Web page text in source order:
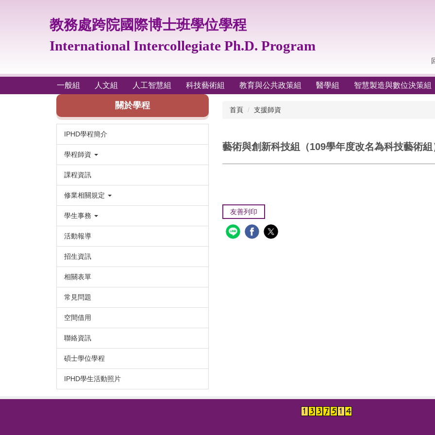
教務處跨院國際博士班學位學程
International Intercollegiate Ph.D. Program
一般組 人文組 人工智慧組 科技藝術組 教育與公共政策組 醫學組 智慧製造與數位決策組
關於學程
IPHD學程簡介
學程師資
課程資訊
修業相關規定
學生事務
活動報導
招生資訊
相關表單
常見問題
空間借用
聯絡資訊
碩士學位學程
IPHD學生活動照片
首頁 支援師資
藝術與創新科技組（109學年度改名為科技藝術組
友善列印